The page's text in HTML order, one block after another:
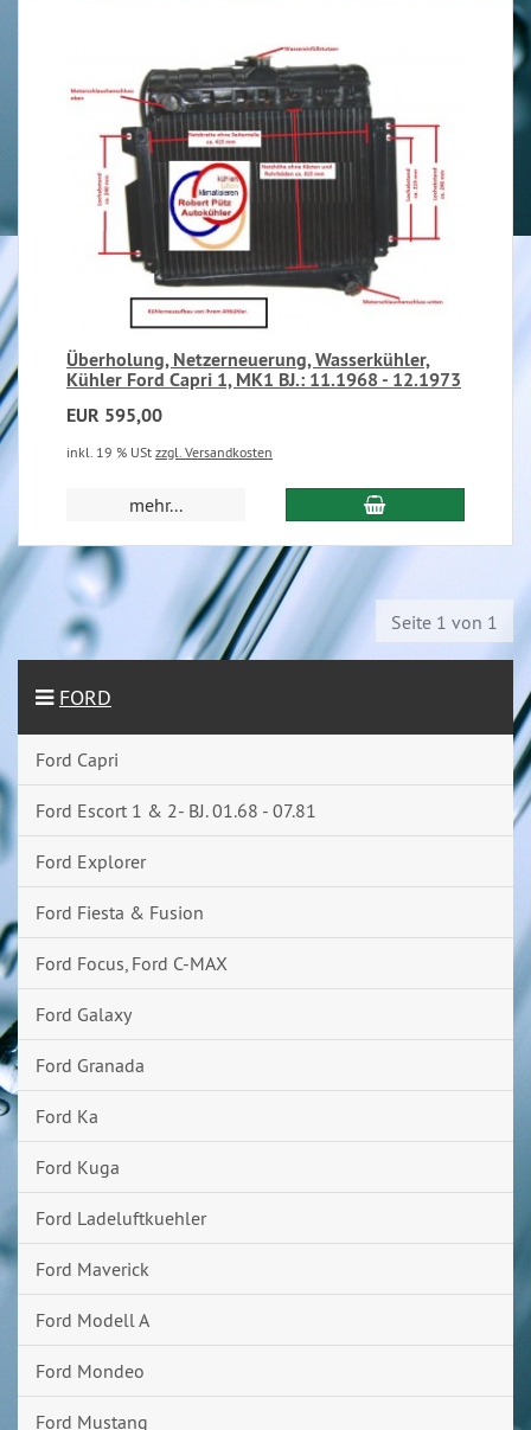
Überholung, Netzerneuerung, Wasserkühler,
Kühler Ford Capri 1, MK1 BJ.: 11.1968 - 12.1973
EUR 595,00
inkl. 19 % USt zzgl. Versandkosten
mehr...
Seite 1 von 1
FORD
Ford Capri
Ford Escort 1 & 2- BJ. 01.68 - 07.81
Ford Explorer
Ford Fiesta & Fusion
Ford Focus, Ford C-MAX
Ford Galaxy
Ford Granada
Ford Ka
Ford Kuga
Ford Ladeluftkuehler
Ford Maverick
Ford Modell A
Ford Mondeo
Ford Mustang